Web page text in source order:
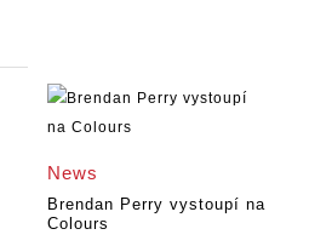
News
Brendan Perry vystoupí na
Colours